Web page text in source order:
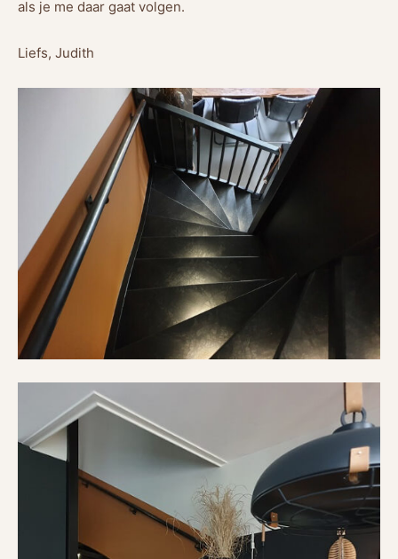
als je me daar gaat volgen.
Liefs, Judith